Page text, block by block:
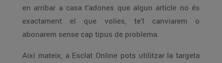
en arribar a casa t’adones que algun article no és
exactament el que volies, te’l canviarem o
abonarem sense cap tipus de problema.
Així mateix, a Esclat Online pots utilitzar la targeta